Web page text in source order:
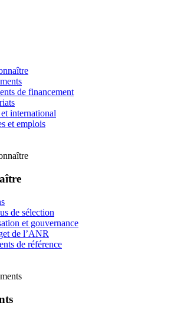
de financement
international
et emplois
de sélection
et gouvernance
de l’ANR
de référence